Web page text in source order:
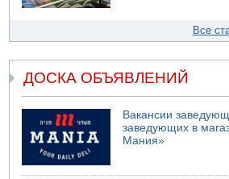
Все
ДОСКА ОБЪЯВЛЕНИЙ
Вакансии
заведующих в
Мания»